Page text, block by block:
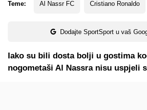
Teme: Al Nassr FC Cristiano Ronaldo
Dodajte SportSport u vaš
Iako su bili dosta bolji u gostima
nogometaši Al Nassra nisu uspjeli